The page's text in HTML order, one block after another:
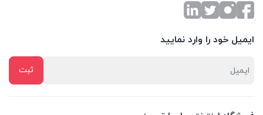
ایمیل خود را وارد نمایید